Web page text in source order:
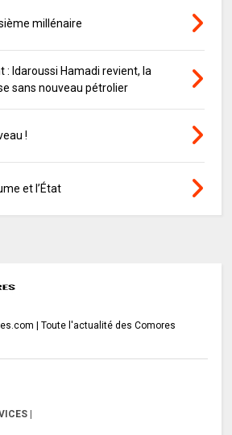
millénaire
: Idaroussi Hamadi revient, la
sans nouveau pétrolier
!
et l’État
| Toute l'actualité des Comores
|